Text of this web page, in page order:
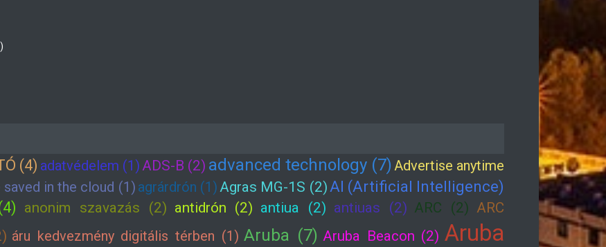
(4) adatvédelem (1)ADS-B (2) advanced technology (7) Advertise anytime
in the cloud (1) agrárdrón (1)Agras MG-1S (2)AI (Artificial Intelligence)
anonim szavazás (2) antidrón (2) antiua (2) antiuas (2) ARC (2) ARC
áru kedvezmény digitális térben (1) Aruba (7) Aruba Beacon (2) Aruba